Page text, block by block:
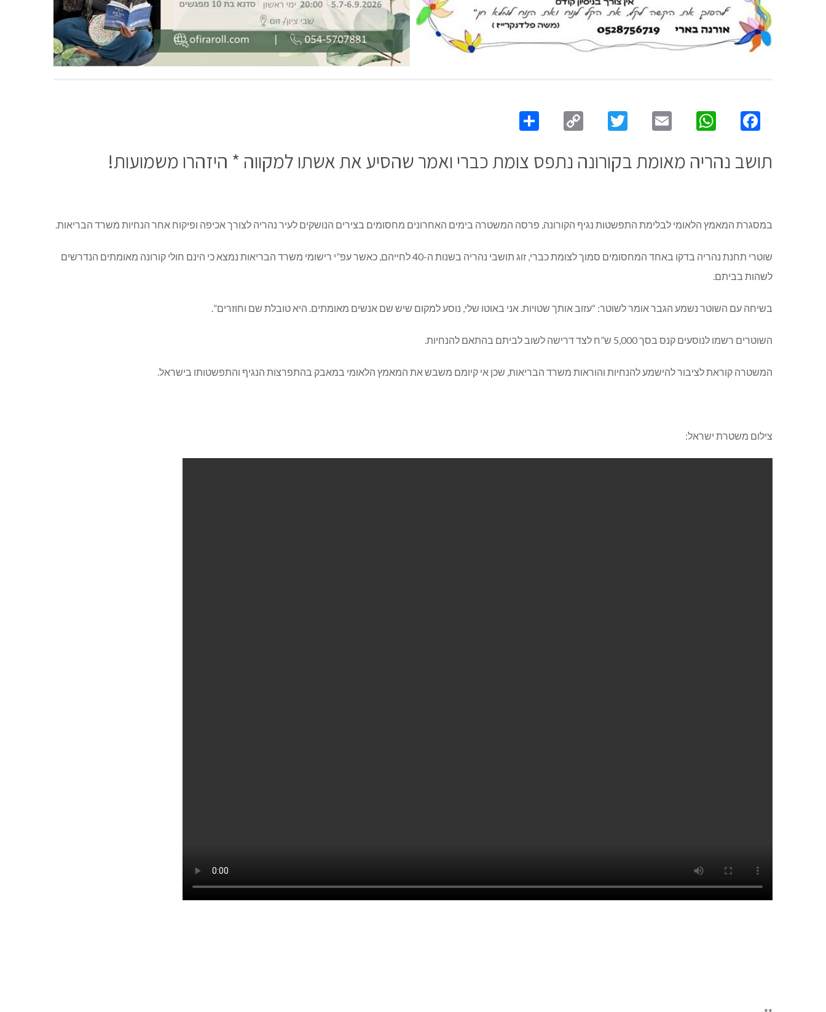
Facebook
WhatsApp
Email
Twitter
Copy
תושב נהריה מאומת בקורונה נתפס צומת כברי ואמר שהסיע את אשתו למקווה * היזהרו משמועות!
במסגרת המאמץ הלאומי לבלימת התפשטות נגיף הקורונה, פרסה המשטרה בימים האחרונים מחסומים בצירים הנושקים לעיר נהריה לצורך אכיפה ופיקוח אחר הנחיות משרד הבריאות.
שוטרי תחנת נהריה בדקו באחד המחסומים סמוך לצומת כברי, זוג תושבי נהריה בשנות ה-40 לחייהם, כאשר עפ”י רישומי משרד הבריאות נמצא כי הינם חולי קורונה מאומתים הנדרשים
לשהות בביתם.
בשיחה עם השוטר נשמע הגבר אומר לשוטר: “עזוב אותך שטויות. אני באוטו שלי, נוסע למקום שיש שם אנשים מאומתים. היא טובלת שם וחוזרים”.
השוטרים רשמו לנוסעים קנס בסך 5,000 ש”ח לצד דרישה לשוב לביתם בהתאם להנחיות.
המשטרה קוראת לציבור להישמע להנחיות והוראות משרד הבריאות, שכן אי קיומם משבש את המאמץ הלאומי במאבק בהתפרצות הנגיף והתפשטותו בישראל.
צילום משטרת ישראל: